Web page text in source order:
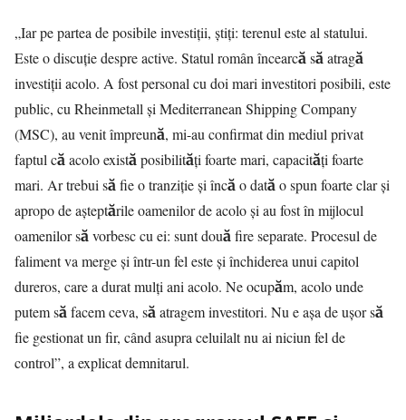
„Iar pe partea de posibile investiții, știți: terenul este al statului.
Este o discuție despre active. Statul român încearcă să atragă
investiții acolo. A fost personal cu doi mari investitori posibili, este
public, cu Rheinmetall și Mediterranean Shipping Company
(MSC), au venit împreună, mi-au confirmat din mediul privat
faptul că acolo există posibilități foarte mari, capacități foarte
mari. Ar trebui să fie o tranziție și încă o dată o spun foarte clar și
apropo de așteptările oamenilor de acolo și au fost în mijlocul
oamenilor să vorbesc cu ei: sunt două fire separate. Procesul de
faliment va merge și într-un fel este și închiderea unui capitol
dureros, care a durat mulți ani acolo. Ne ocupăm, acolo unde
putem să facem ceva, să atragem investitori. Nu e așa de ușor să
fie gestionat un fir, când asupra celuilalt nu ai niciun fel de
control”, a explicat demnitarul.